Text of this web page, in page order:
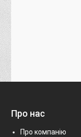
Про нас
Про компанію